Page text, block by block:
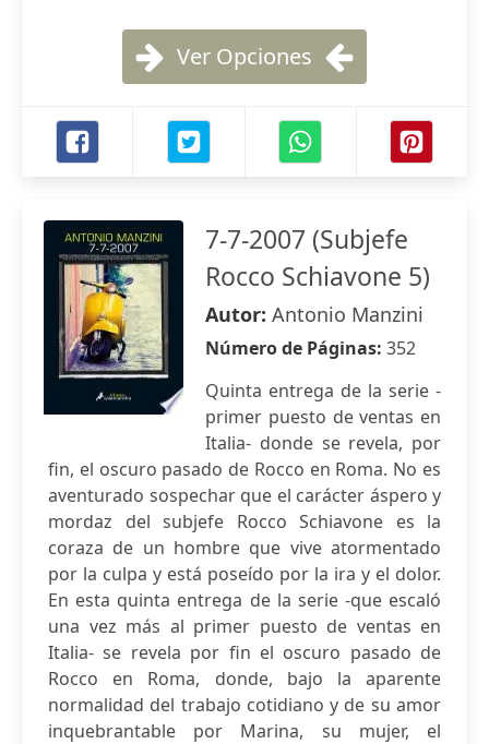
Ver Opciones
7-7-2007 (Subjefe
Rocco Schiavone 5)
Autor: Antonio Manzini
Número de Páginas: 352
Quinta entrega de la serie -
primer puesto de ventas en
Italia- donde se revela, por
fin, el oscuro pasado de Rocco en Roma. No es
aventurado sospechar que el carácter áspero y
mordaz del subjefe Rocco Schiavone es la
coraza de un hombre que vive atormentado
por la culpa y está poseído por la ira y el dolor.
En esta quinta entrega de la serie -que escaló
una vez más al primer puesto de ventas en
Italia- se revela por fin el oscuro pasado de
Rocco en Roma, donde, bajo la aparente
normalidad del trabajo cotidiano y de su amor
inquebrantable por Marina, su mujer, el